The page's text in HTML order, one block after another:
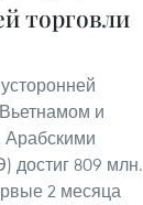
торговли
и
достиг 809 млн.
2 месяца